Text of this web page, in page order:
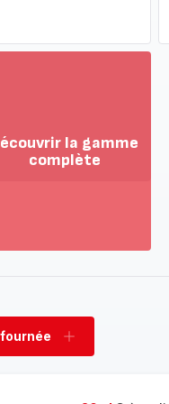
la gamme
complète
fournée
Ajouter